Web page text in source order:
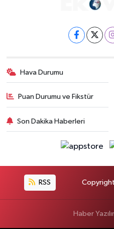
Hava Durumu
Puan Durumu ve Fikstür
Son Dakika Haberleri
RSS Copyright
Haber